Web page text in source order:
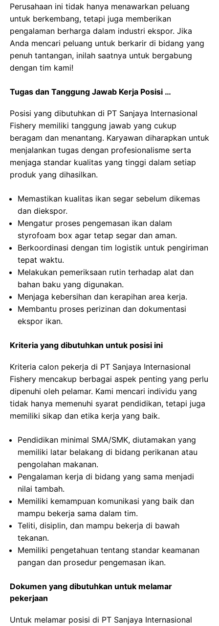
Perusahaan ini tidak hanya menawarkan peluang
untuk berkembang, tetapi juga memberikan
pengalaman berharga dalam industri ekspor. Jika
Anda mencari peluang untuk berkarir di bidang yang
penuh tantangan, inilah saatnya untuk bergabung
dengan tim kami!
Tugas dan Tanggung Jawab Kerja Posisi …
Posisi yang dibutuhkan di PT Sanjaya Internasional
Fishery memiliki tanggung jawab yang cukup
beragam dan menantang. Karyawan diharapkan untuk
menjalankan tugas dengan profesionalisme serta
menjaga standar kualitas yang tinggi dalam setiap
produk yang dihasilkan.
Memastikan kualitas ikan segar sebelum dikemas
dan diekspor.
Mengatur proses pengemasan ikan dalam
styrofoam box agar tetap segar dan aman.
Berkoordinasi dengan tim logistik untuk pengiriman
tepat waktu.
Melakukan pemeriksaan rutin terhadap alat dan
bahan baku yang digunakan.
Menjaga kebersihan dan kerapihan area kerja.
Membantu proses perizinan dan dokumentasi
ekspor ikan.
Kriteria yang dibutuhkan untuk posisi ini
Kriteria calon pekerja di PT Sanjaya Internasional
Fishery mencakup berbagai aspek penting yang perlu
dipenuhi oleh pelamar. Kami mencari individu yang
tidak hanya memenuhi syarat pendidikan, tetapi juga
memiliki sikap dan etika kerja yang baik.
Pendidikan minimal SMA/SMK, diutamakan yang
memiliki latar belakang di bidang perikanan atau
pengolahan makanan.
Pengalaman kerja di bidang yang sama menjadi
nilai tambah.
Memiliki kemampuan komunikasi yang baik dan
mampu bekerja sama dalam tim.
Teliti, disiplin, dan mampu bekerja di bawah
tekanan.
Memiliki pengetahuan tentang standar keamanan
pangan dan prosedur pengemasan ikan.
Dokumen yang dibutuhkan untuk melamar
pekerjaan
Untuk melamar posisi di PT Sanjaya Internasional